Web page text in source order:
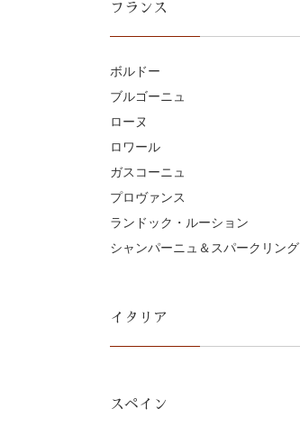
フランス
ボルドー
ブルゴーニュ
ローヌ
ロワール
ガスコーニュ
プロヴァンス
ランドック・ルーション
シャンパーニュ＆スパークリング
イタリア
スペイン